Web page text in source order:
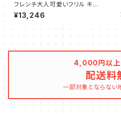
フレンチ大人可愛いフリル キャ
ミワンピース フレア ロング
¥13,246
4,000円以上
配送料
一部対象とならない